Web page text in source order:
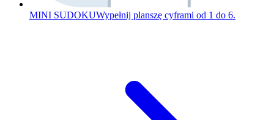
MINI SUDOKUWypełnij planszę cyframi od 1 do 6.